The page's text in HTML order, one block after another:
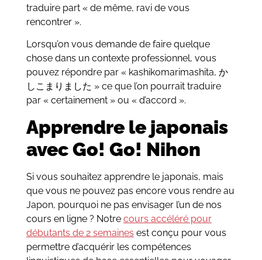
traduire part « de même, ravi de vous
rencontrer ».
Lorsqu’on vous demande de faire quelque
chose dans un contexte professionnel, vous
pouvez répondre par « kashikomarimashita, か
しこまりました » ce que l’on pourrait traduire
par « certainement » ou « d’accord ».
Apprendre le japonais
avec Go! Go! Nihon
Si vous souhaitez apprendre le japonais, mais
que vous ne pouvez pas encore vous rendre au
Japon, pourquoi ne pas envisager l’un de nos
cours en ligne ? Notre cours accéléré pour
débutants de 2 semaines est conçu pour vous
permettre d’acquérir les compétences